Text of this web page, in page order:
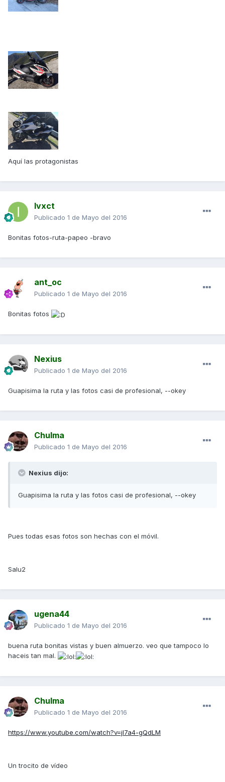
Aquí las protagonistas
Ivxct
Publicado 1 de Mayo del 2016
Bonitas fotos-ruta-papeo -bravo
ant_oc
Publicado 1 de Mayo del 2016
Bonitas fotos
Nexius
Publicado 1 de Mayo del 2016
Guapisima la ruta y las fotos casi de profesional, --okey
Chulma
Publicado 1 de Mayo del 2016
Nexius dijo:
Guapisima la ruta y las fotos casi de profesional, --okey
Pues todas esas fotos son hechas con el móvil.
Salu2
ugena44
Publicado 1 de Mayo del 2016
buena ruta bonitas vistas y buen almuerzo. veo que tampoco lo
haceis tan mal.
Chulma
Publicado 1 de Mayo del 2016
https://www.youtube.com/watch?v=jl7a4-gQdLM
Un trocito de vídeo